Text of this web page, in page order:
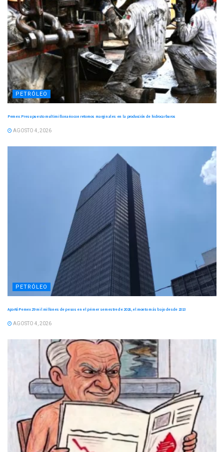
PETRÓLEO
Pemex: Presupuesto multimillonario con retornos marginales en la producción de hidrocarburos
AGOSTO 4, 2026
PETRÓLEO
Aportó Pemex 29 mil millones de pesos en el primer semestre de 2026, el monto más bajo desde 2013
AGOSTO 4, 2026